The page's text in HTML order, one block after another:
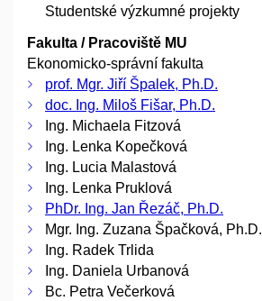
Studentské výzkumné projekty
Fakulta / Pracoviště MU
Ekonomicko-správní fakulta
prof. Mgr. Jiří Špalek, Ph.D.
doc. Ing. Miloš Fišar, Ph.D.
Ing. Michaela Fitzová
Ing. Lenka Kopečková
Ing. Lucia Malastová
Ing. Lenka Pruklová
PhDr. Ing. Jan Řezáč, Ph.D.
Mgr. Ing. Zuzana Špačková, Ph.D.
Ing. Radek Trlida
Ing. Daniela Urbanová
Bc. Petra Večerková